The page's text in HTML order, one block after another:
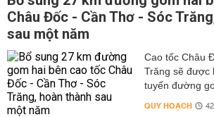
Châu Đốc - Cần Thơ - Sóc
sau một năm
Cao tốc Châu
Trăng sẽ được
tuyến đường
QUY HOẠCH